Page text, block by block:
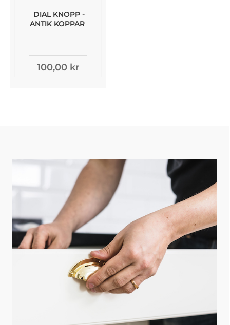
DIAL KNOPP -
ANTIK KOPPAR
100,00 kr